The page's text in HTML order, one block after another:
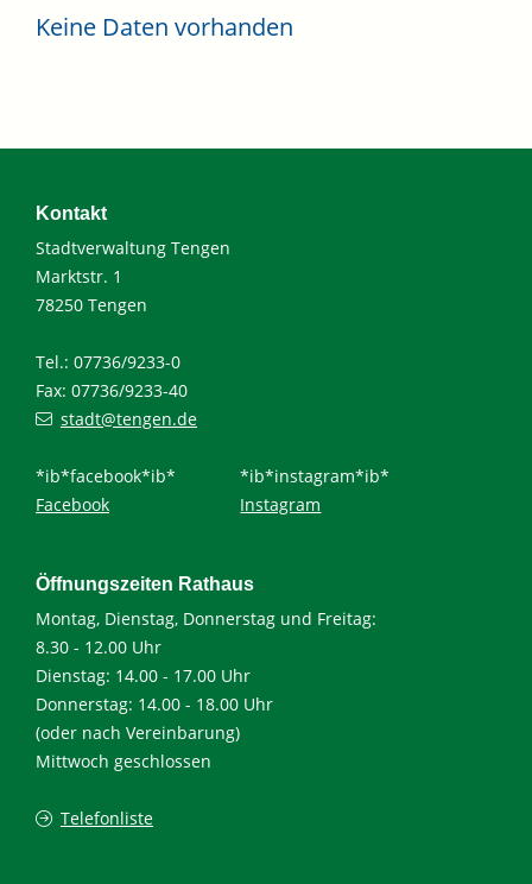
Keine Daten vorhanden
Kontakt
Stadtverwaltung Tengen
Marktstr. 1
78250 Tengen
Tel.: 07736/9233-0
Fax: 07736/9233-40
stadt@tengen.de
*ib*facebook*ib*
Facebook
*ib*instagram*ib*
Instagram
Öffnungszeiten Rathaus
Montag, Dienstag, Donnerstag und Freitag:
8.30 - 12.00 Uhr
Dienstag: 14.00 - 17.00 Uhr
Donnerstag: 14.00 - 18.00 Uhr
(oder nach Vereinbarung)
Mittwoch geschlossen
Telefonliste